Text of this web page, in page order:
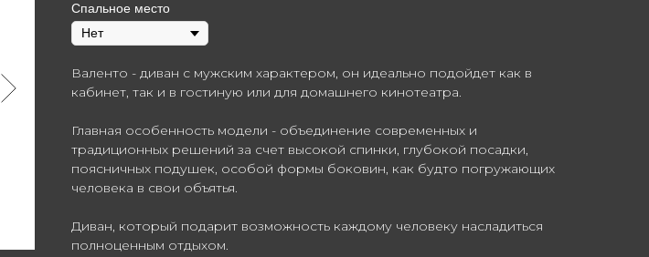
Спальное место
Валенто - диван с мужским характером, он идеально подойдет как в
кабинет, так и в гостиную или для домашнего кинотеатра.
Главная особенность модели - объединение современных и
традиционных решений за счет высокой спинки, глубокой посадки,
поясничных подушек, особой формы боковин, как будто погружающих
человека в свои объятья.
Диван, который подарит возможность каждому человеку насладиться
полноценным отдыхом.